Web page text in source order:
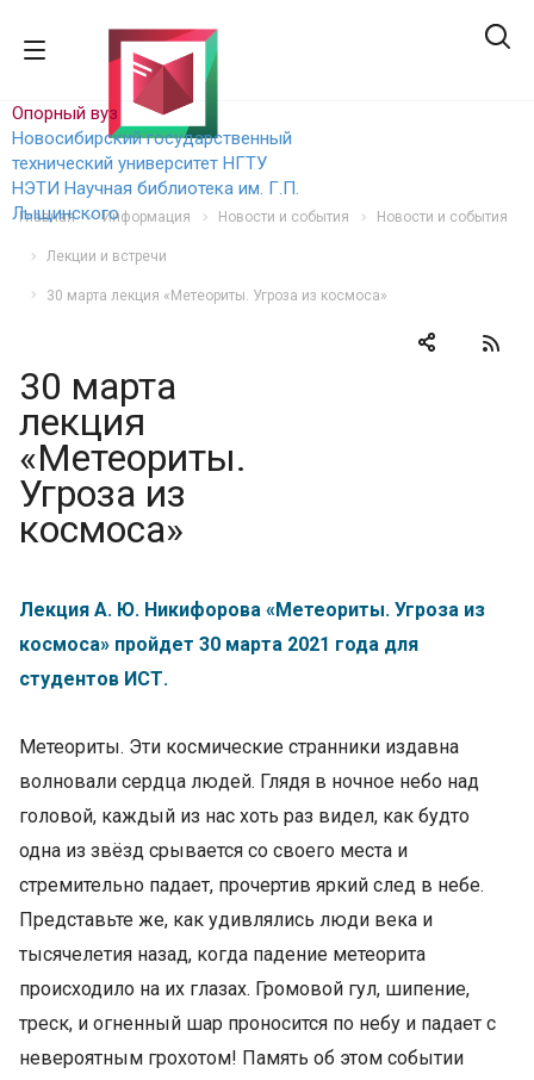
Опорный вуз
Новосибирский государственный
технический университет НГТУ
НЭТИ Научная библиотека им. Г.П.
Лыщинского
Главная Информация Новости и события Новости и события
Лекции и встречи
30 марта лекция «Метеориты. Угроза из космоса»
30 марта
лекция
«Метеориты.
Угроза из
космоса»
Лекция А. Ю. Никифорова «Метеориты. Угроза из
космоса» пройдет 30 марта 2021 года для
студентов ИСТ.
Метеориты. Эти космические странники издавна
волновали сердца людей. Глядя в ночное небо над
головой, каждый из нас хоть раз видел, как будто
одна из звёзд срывается со своего места и
стремительно падает, прочертив яркий след в небе.
Представьте же, как удивлялись люди века и
тысячелетия назад, когда падение метеорита
происходило на их глазах. Громовой гул, шипение,
треск, и огненный шар проносится по небу и падает с
невероятным грохотом! Память об этом событии